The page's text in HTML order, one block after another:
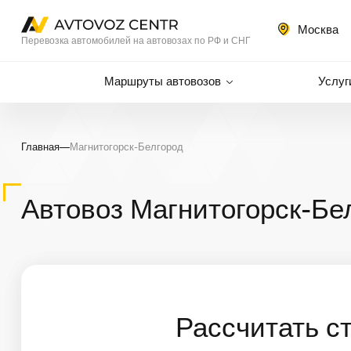
Перевозка автомобилей на автовозах по РФ и СНГ
Москва
Маршруты автовозов
Главная—Магнитогорск-Белгород
Автовоз Магнитогорск-
Рассчитать